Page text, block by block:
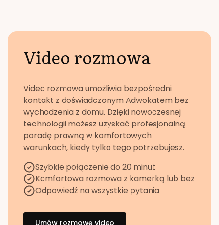
Video rozmowa
Video rozmowa umożliwia bezpośredni
kontakt z doświadczonym Adwokatem bez
wychodzenia z domu. Dzięki nowoczesnej
technologii możesz uzyskać profesjonalną
poradę prawną w komfortowych
warunkach, kiedy tylko tego potrzebujesz.
Szybkie połączenie do 20 minut
Komfortowa rozmowa z kamerką lub bez
Odpowiedź na wszystkie pytania
Umów rozmowę video